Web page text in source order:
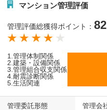
マンション管理評価
管理評価総獲得ポイント： 82
1.管理体制関係
2.建築・設備関係
3.管理組合収支関係
4.耐震診断関係
5.生活関連
管理委託形態 管理会